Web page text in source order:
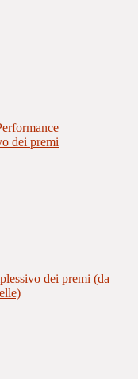
dei premi
dei premi (da